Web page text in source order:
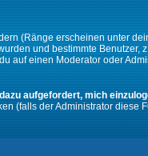
(Ränge erscheinen unter
und bestimmte
auf einen Moderator oder
aufgefordert, mich
(falls der Administrator